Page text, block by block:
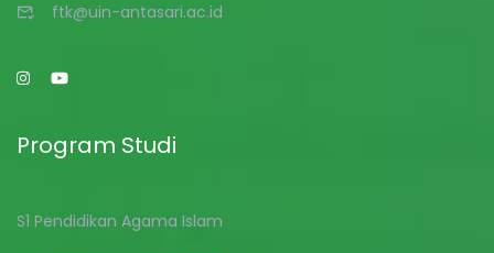
ftk@uin-antasari.ac.id
Program Studi
S1 Pendidikan Agama Islam